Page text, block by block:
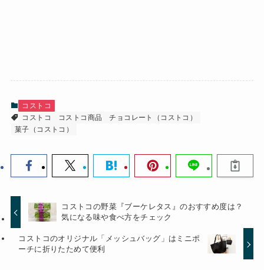
コストコ
コストコ
コストコ商品
チョコレート（コストコ）
菓子（コストコ）
コストコの野菜『ブーケレタス』のおすすめ度は？
気になる味や食べ方をチェック
コストコのオリジナル「メッシュバッグ」はミニポ
ーチに折りたためて便利